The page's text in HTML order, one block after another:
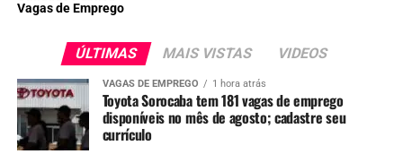
Vagas de Emprego
ÚLTIMAS MAIS VISTAS VIDEOS
VAGAS DE EMPREGO 1 hora atrás
Toyota Sorocaba tem 181 vagas de emprego
disponíveis no mês de agosto; cadastre seu
currículo